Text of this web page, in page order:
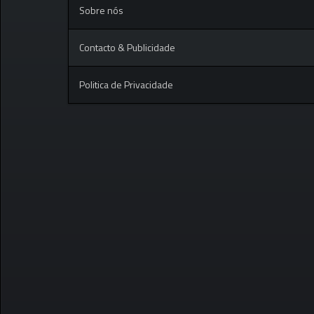
Sobre nós
Contacto & Publicidade
Politica de Privacidade